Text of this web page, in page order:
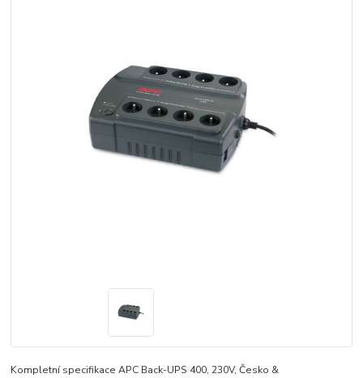
Kompletní specifikace APC Back-UPS 400, 230V, Česko &